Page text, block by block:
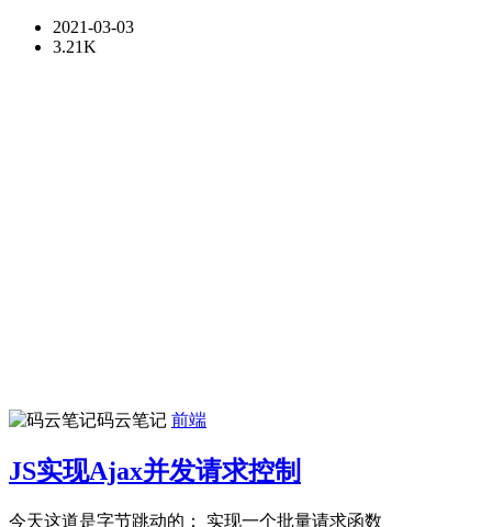
2021-03-03
3.21K
码云笔记 前端
JS实现Ajax并发请求控制
今天这道是字节跳动的： 实现一个批量请求函数